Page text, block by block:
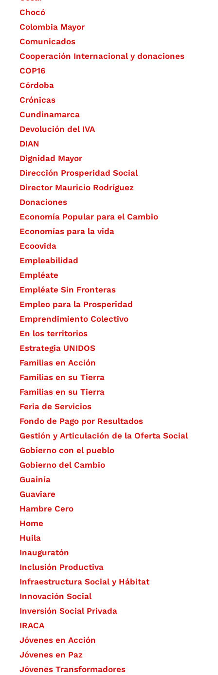
Chocó
Colombia Mayor
Comunicados
Cooperación Internacional y donaciones
COP16
Córdoba
Crónicas
Cundinamarca
Devolución del IVA
DIAN
Dignidad Mayor
Dirección Prosperidad Social
Director Mauricio Rodríguez
Donaciones
Economía Popular para el Cambio
Economías para la vida
Ecoovida
Empleabilidad
Empléate
Empléate Sin Fronteras
Empleo para la Prosperidad
Emprendimiento Colectivo
En los territorios
Estrategia UNIDOS
Familias en Acción
Familias en su Tierra
Familias en su Tierra
Feria de Servicios
Fondo de Pago por Resultados
Gestión y Articulación de la Oferta Social
Gobierno con el pueblo
Gobierno del Cambio
Guainía
Guaviare
Hambre Cero
Home
Huila
Inauguratón
Inclusión Productiva
Infraestructura Social y Hábitat
​Innovación Social
Inversión Social Privada
IRACA
Jóvenes en Acción
Jóvenes en Paz
Jóvenes Transformadores